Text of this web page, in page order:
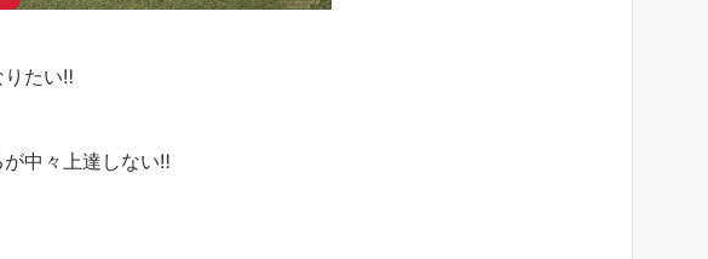
りたい‼︎
中々上達しない‼︎